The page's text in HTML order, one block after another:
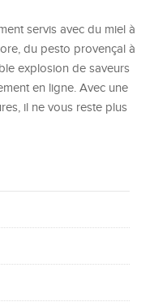
servis avec du miel à
du pesto provençal à
explosion de saveurs
en ligne. Avec une
il ne vous reste plus